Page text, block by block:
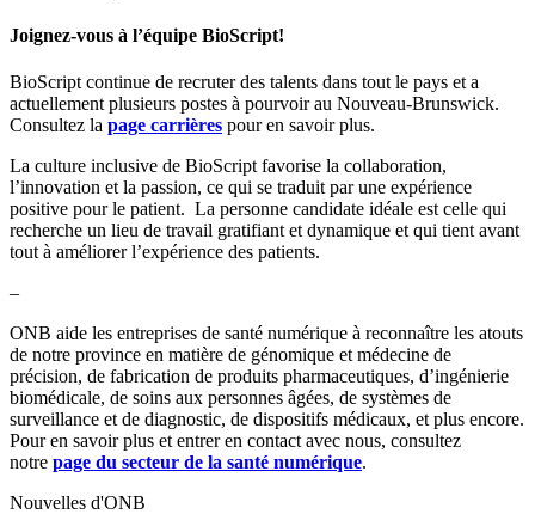
Joignez-vous à l’équipe BioScript!
BioScript continue de recruter des talents dans tout le pays et a
actuellement plusieurs postes à pourvoir au Nouveau-Brunswick.
Consultez la page carrières pour en savoir plus.
La culture inclusive de BioScript favorise la collaboration,
l’innovation et la passion, ce qui se traduit par une expérience
positive pour le patient. La personne candidate idéale est celle qui
recherche un lieu de travail gratifiant et dynamique et qui tient avant
tout à améliorer l’expérience des patients.
–
ONB aide les entreprises de santé numérique à reconnaître les atouts
de notre province en matière de génomique et médecine de
précision, de fabrication de produits pharmaceutiques, d’ingénierie
biomédicale, de soins aux personnes âgées, de systèmes de
surveillance et de diagnostic, de dispositifs médicaux, et plus encore.
Pour en savoir plus et entrer en contact avec nous, consultez
notre page du secteur de la santé numérique.
Nouvelles d'ONB